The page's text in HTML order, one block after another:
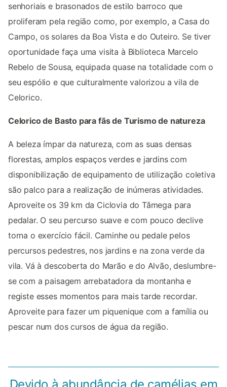
senhoriais e brasonados de estilo barroco que
proliferam pela região como, por exemplo, a Casa do
Campo, os solares da Boa Vista e do Outeiro. Se tiver
oportunidade faça uma visita à Biblioteca Marcelo
Rebelo de Sousa, equipada quase na totalidade com o
seu espólio e que culturalmente valorizou a vila de
Celorico.
Celorico de Basto para fãs de Turismo de natureza
A beleza ímpar da natureza, com as suas densas
florestas, amplos espaços verdes e jardins com
disponibilização de equipamento de utilização coletiva
são palco para a realização de inúmeras atividades.
Aproveite os 39 km da Ciclovia do Tâmega para
pedalar. O seu percurso suave e com pouco declive
torna o exercício fácil. Caminhe ou pedale pelos
percursos pedestres, nos jardins e na zona verde da
vila. Vá à descoberta do Marão e do Alvão, deslumbre-
se com a paisagem arrebatadora da montanha e
registe esses momentos para mais tarde recordar.
Aproveite para fazer um piquenique com a família ou
pescar num dos cursos de água da região.
Devido à abundância de camélias em